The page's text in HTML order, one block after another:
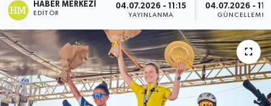
HABER MERKEZI
EDITÖR
04.07.2026 - 11:15
YAYINLANMA
04.07.2026 -
GÜNCELLEME